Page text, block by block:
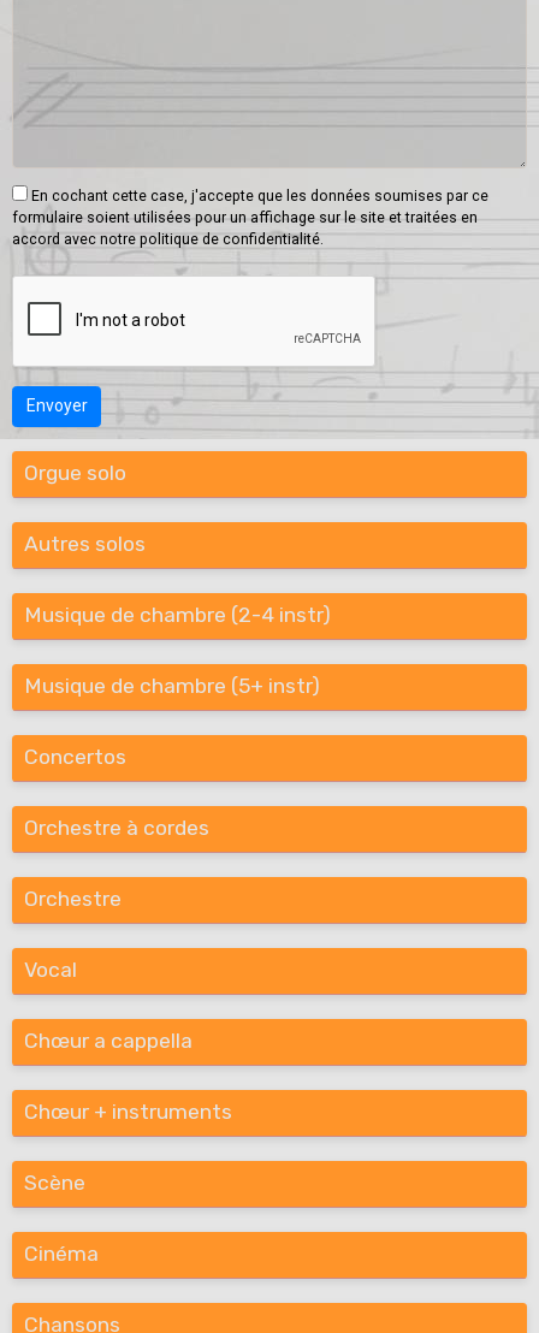
En cochant cette case, j'accepte que les données soumises par ce
formulaire soient utilisées pour un affichage sur le site et traitées en
accord avec notre politique de confidentialité.
Envoyer
Orgue solo
Autres solos
Musique de chambre (2-4 instr)
Musique de chambre (5+ instr)
Concertos
Orchestre à cordes
Orchestre
Vocal
Chœur a cappella
Chœur + instruments
Scène
Cinéma
Chansons